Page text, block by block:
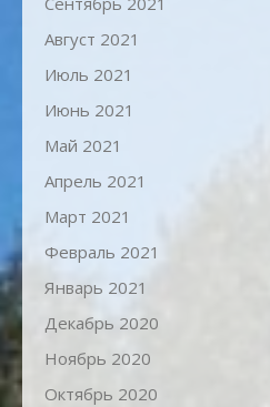
Август 2021
Июль 2021
Июнь 2021
Май 2021
Апрель 2021
Март 2021
Февраль 2021
Январь 2021
Декабрь 2020
Ноябрь 2020
Октябрь 2020